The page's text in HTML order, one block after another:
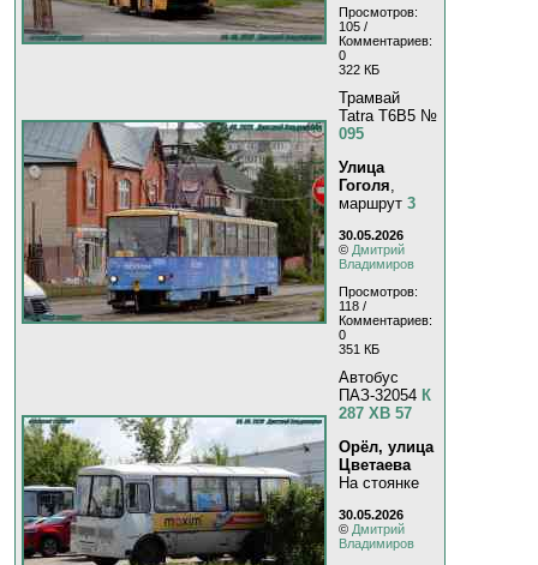
Просмотров:
105 /
Комментариев:
0
322 КБ
Трамвай
Tatra T6B5 №
095
Улица
Гоголя,
маршрут 3
30.05.2026
© Дмитрий
Владимиров
Просмотров:
118 /
Комментариев:
0
351 КБ
Автобус
ПАЗ-32054 К
287 ХВ 57
Орёл, улица
Цветаева
На стоянке
30.05.2026
© Дмитрий
Владимиров